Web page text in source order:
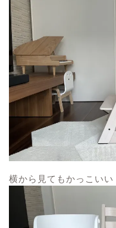
横から見てもかっこい